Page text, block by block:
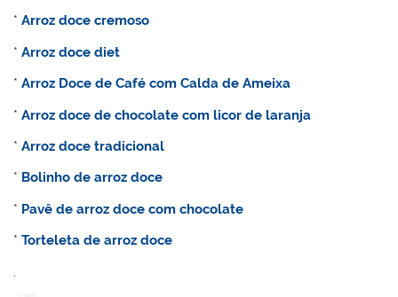
*Arroz doce cremoso
*Arroz doce diet
*Arroz Doce de Café com Calda de Ameixa
*Arroz doce de chocolate com licor de laranja
*Arroz doce tradicional
* Bolinho de arroz doce
* Pavê de arroz doce com chocolate
*Torteleta de arroz doce